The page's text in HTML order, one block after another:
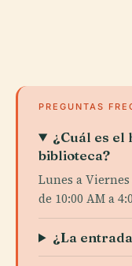
PREGUNTAS
¿Cuál es
biblioteca?
Lunes a Viernes
de 10:00 AM a
¿La